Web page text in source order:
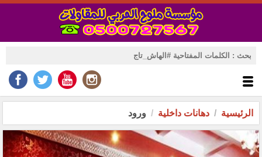
الرئيسية دهانات داخلية ورود